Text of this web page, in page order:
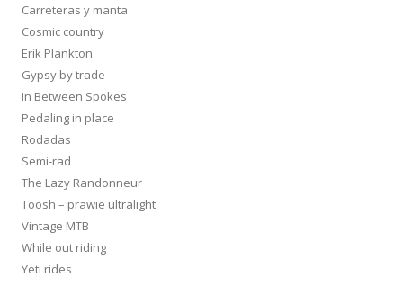
Carreteras y manta
Cosmic country
Erik Plankton
Gypsy by trade
In Between Spokes
Pedaling in place
Rodadas
Semi-rad
The Lazy Randonneur
Toosh – prawie ultralight
Vintage MTB
While out riding
Yeti rides